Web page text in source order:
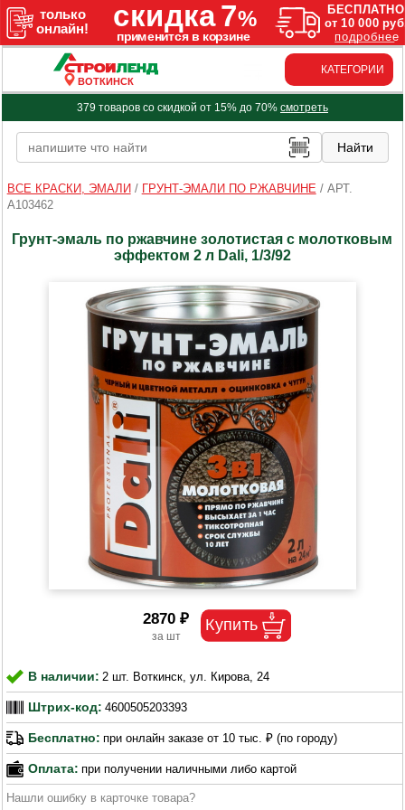
ВОТКИНСК
КАТЕГОРИИ
379 товаров со скидкой от 15% до 70% смотреть
ВСЕ КРАСКИ, ЭМАЛИ / ГРУНТ-ЭМАЛИ ПО РЖАВЧИНЕ / АРТ.
A103462
Грунт-эмаль по ржавчине золотистая с молотковым
эффектом 2 л Dali, 1/3/92
2870 ₽
В наличии: 2 шт. Воткинск, ул. Кирова, 24
Штрих-код: 4600505203393
Бесплатно: при онлайн заказе от 10 тыс. ₽ (по городу)
Оплата: при получении наличными либо картой
Нашли ошибку в карточке товара?